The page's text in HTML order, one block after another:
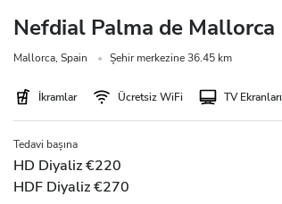
Nefdial Palma de Mallorca
Mallorca, Spain Şehir merkezine 36.45 km
İkramlar Ücretsiz WiFi TV Ekranları
Tedavi başına
HD Diyaliz €220
HDF Diyaliz €270